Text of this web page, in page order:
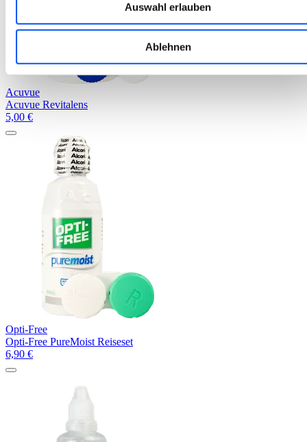
Auswahl erlauben
Ablehnen
Acuvue
Acuvue Revitalens
5,00 €
Opti-Free
Opti-Free PureMoist Reiseset
6,90 €